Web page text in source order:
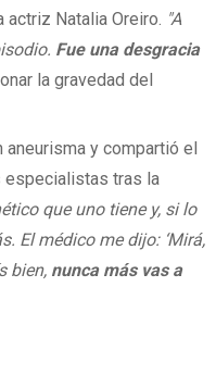
actriz Natalia Oreiro. "A
Fue una desgracia
la gravedad del
y compartió el
especialistas tras la
que uno tiene y, si lo
El médico me dijo: ‘Mirá,
bien, nunca más vas a